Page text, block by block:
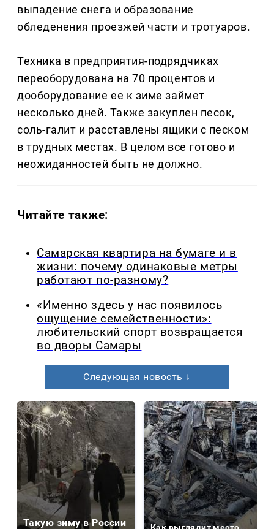
выпадение снега и образование
обледенения проезжей части и тротуаров.
Техника в предприятия-подрядчиках
переоборудована на 70 процентов и
дооборудование ее к зиме займет
несколько дней. Также закуплен песок,
соль-галит и расставлены ящики с песком
в трудных местах. В целом все готово и
неожиданностей быть не должно.
Читайте также:
Самарская квартира на бумаге и в
жизни: почему одинаковые метры
работают по-разному?
«Именно здесь у нас появилось
ощущение семейственности»:
любительский спорт возвращается
во дворы Самары
Следующая новость ↓
Такую зиму в России
Как выглядит место